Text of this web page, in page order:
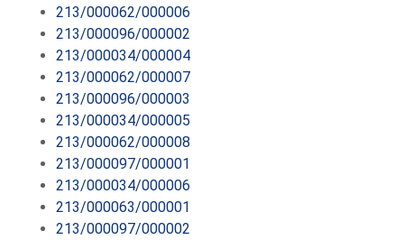
213/000062/000006
213/000096/000002
213/000034/000004
213/000062/000007
213/000096/000003
213/000034/000005
213/000062/000008
213/000097/000001
213/000034/000006
213/000063/000001
213/000097/000002